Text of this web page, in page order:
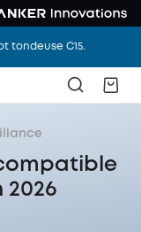
tondeuse C15.
2026